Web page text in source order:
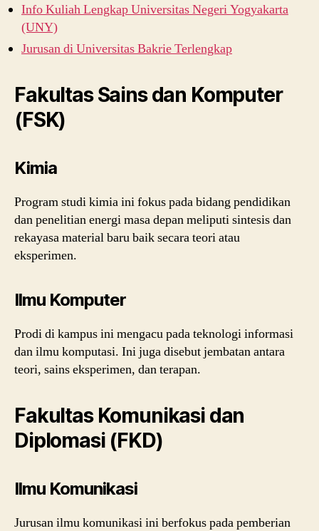
Info Kuliah Lengkap Universitas Negeri Yogyakarta
(UNY)
Jurusan di Universitas Bakrie Terlengkap
Fakultas Sains dan Komputer
(FSK)
Kimia
Program studi kimia ini fokus pada bidang pendidikan
dan penelitian energi masa depan meliputi sintesis dan
rekayasa material baru baik secara teori atau
eksperimen.
Ilmu Komputer
Prodi di kampus ini mengacu pada teknologi informasi
dan ilmu komputasi. Ini juga disebut jembatan antara
teori, sains eksperimen, dan terapan.
Fakultas Komunikasi dan
Diplomasi (FKD)
Ilmu Komunikasi
Jurusan ilmu komunikasi ini berfokus pada pemberian